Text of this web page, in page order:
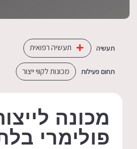
תעשיה תעשיה רפואית
תחום פעילות מכונות לקווי ייצור
מכונה
פולימרי